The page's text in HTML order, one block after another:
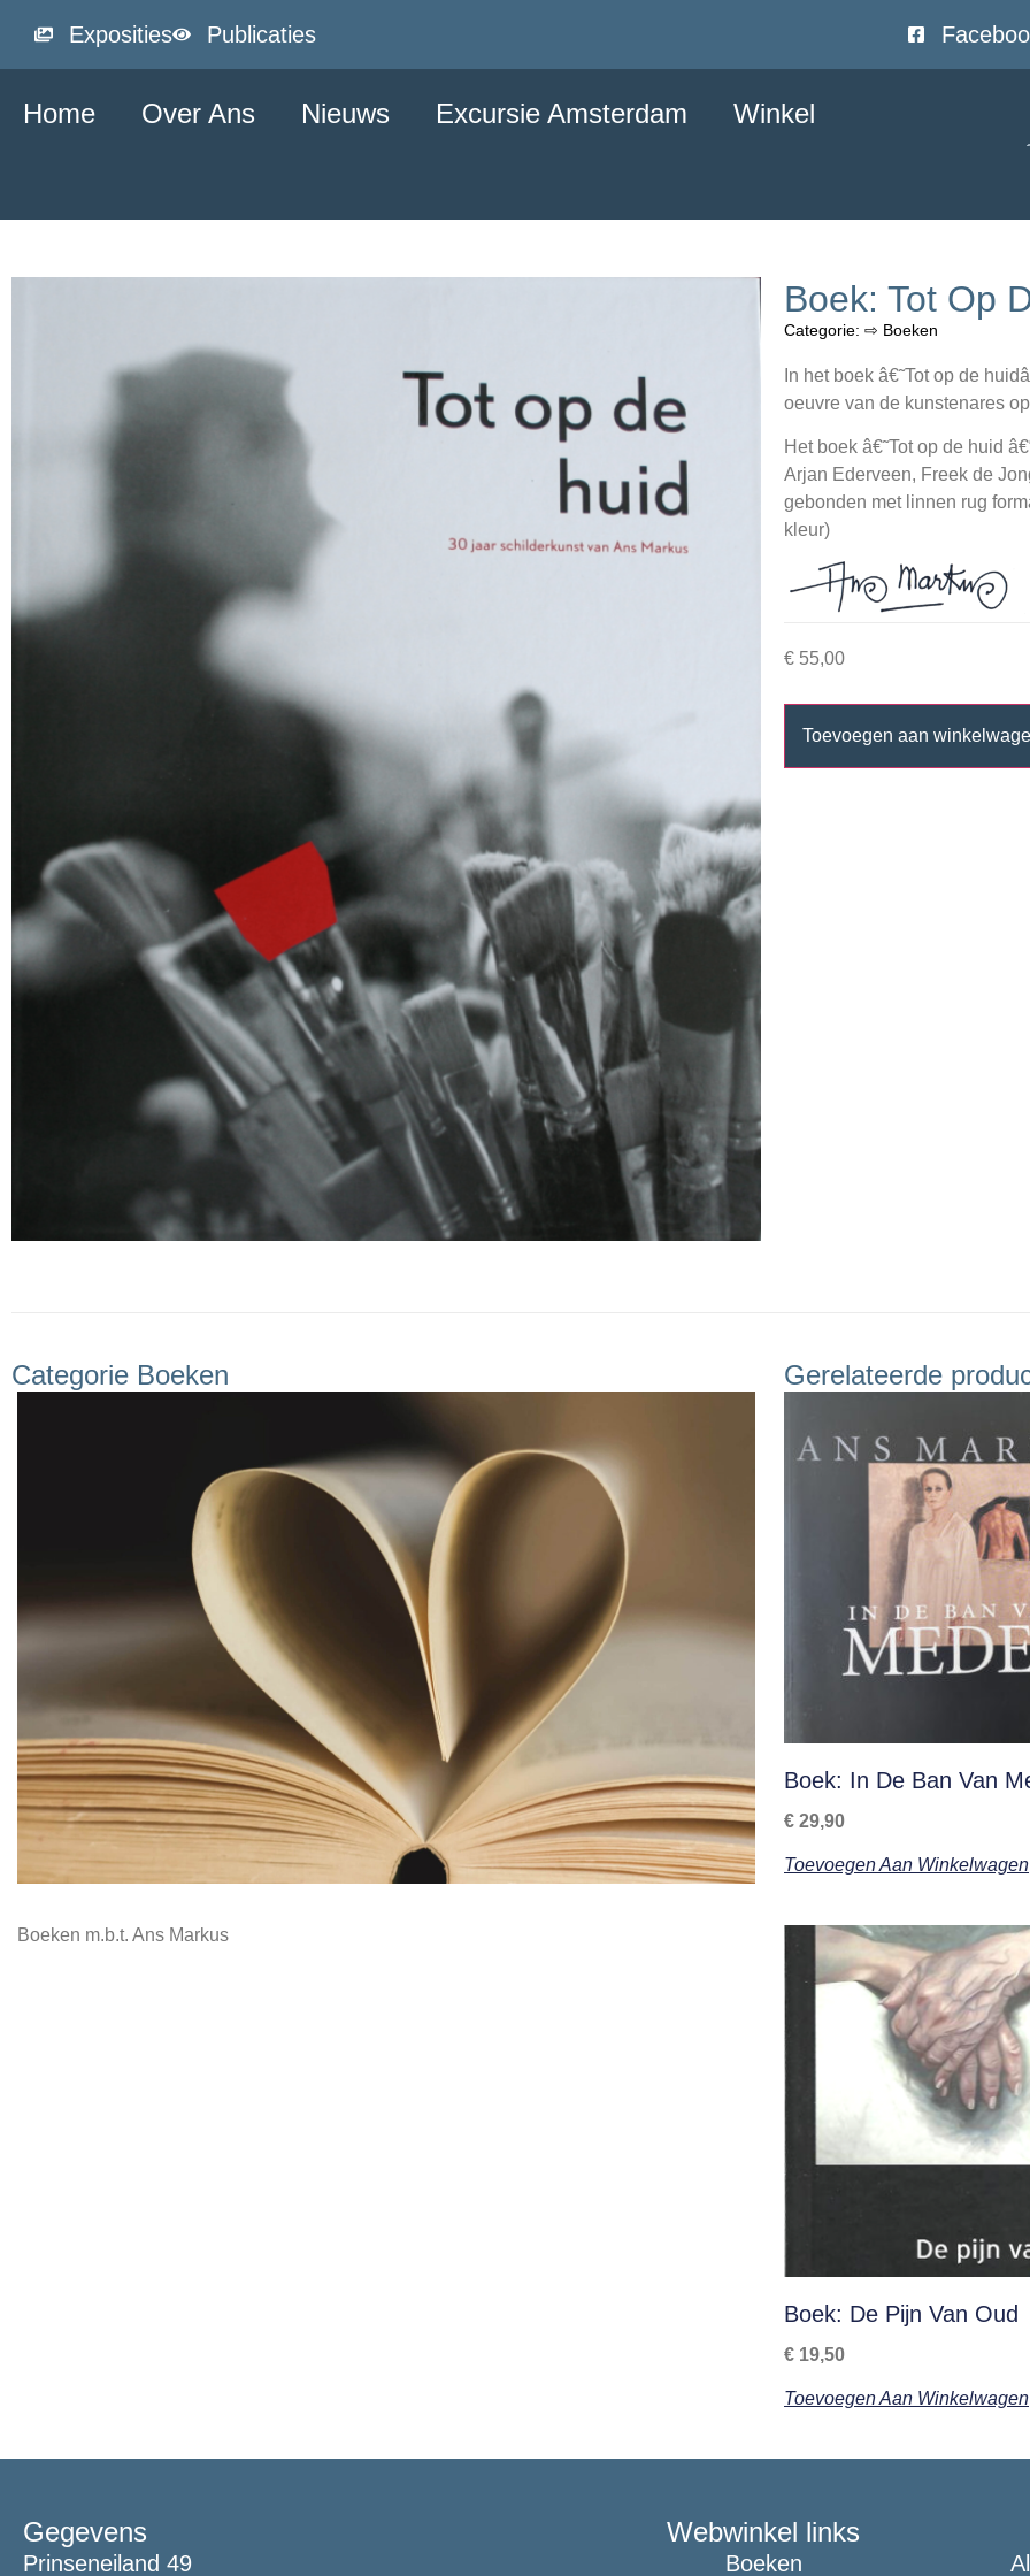
Exposities Publicaties
Home Over Ans Nieuws Excursie Amsterdam Winkel
Boek: Tot Op
Categorie: ⇨ Boeken
In het boek â€˜Tot op de
oeuvre van de kunstenares
Het boek â€˜Tot op de huid
Arjan Ederveen, Freek de
gebonden met linnen rug
kleur)
€ 55,00
Toevoegen aan
Categorie Boeken
Boeken m.b.t. Ans Markus
Gerelateerde
Boek: In De Ban Van
€ 29,90
Toevoegen Aan Winkelwagen
Boek: De Pijn Van Oud
€ 19,50
Toevoegen Aan Winkelwagen
Gegevens
Prinseneiland 49
Webwinkel links
Boeken